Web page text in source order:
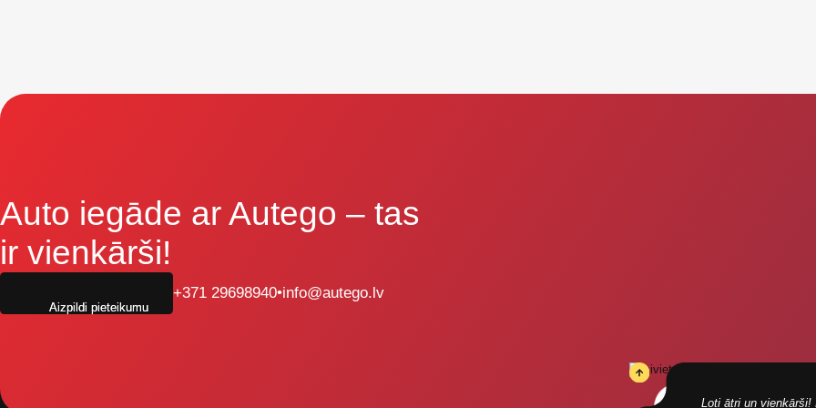
Auto iegāde ar Autego – tas
ir vienkārši!
+371 29698940•info@autego.lv
Ļoti ātri un